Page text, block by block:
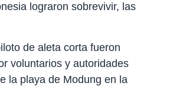
lograron sobrevivir, las
de aleta corta fueron
voluntarios y autoridades
la playa de Modung en la